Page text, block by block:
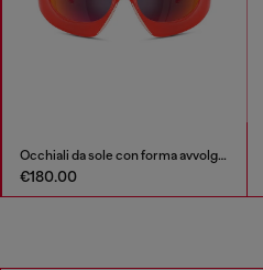
Occhiali da sole con forma avvolgente
€180.00